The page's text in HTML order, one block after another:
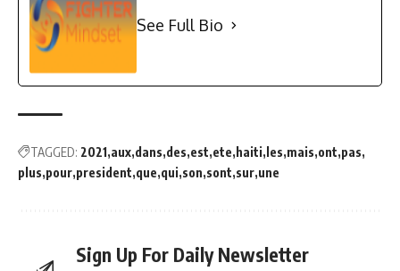
See Full Bio
TAGGED: 2021 aux dans des est ete haiti les mais ont pas
plus pour president que qui son sont sur une
Sign Up For Daily Newsletter